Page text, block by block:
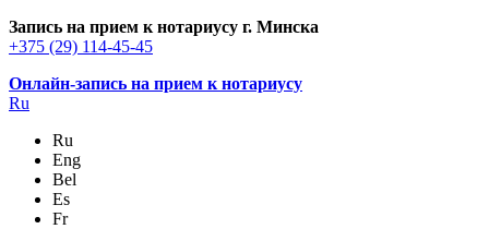
Запись на прием к нотариусу г. Минска
+375 (29) 114-45-45
Онлайн-запись на прием к нотариусу
Ru
Ru
Eng
Bel
Es
Fr